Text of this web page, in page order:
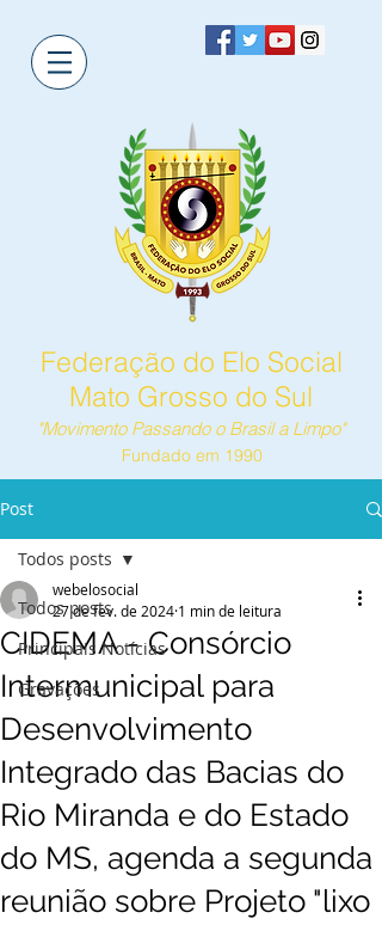
Federação do Elo Social
Mato Grosso do Sul
"Movimento Passando o Brasil a Limpo"
Fundado em 1990
Post
Todos posts
Principais Notícias
Gravações
Todos posts
CIDEMA - Consórcio
Intermunicipal para
Desenvolvimento
Integrado das Bacias do
Rio Miranda e do Estado
do MS, agenda a segunda
reunião sobre Projeto "lixo
webelosocial
27 de fev. de 2024 1 min de leitura